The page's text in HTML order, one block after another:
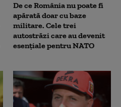
De ce România nu poate fi
apărată doar cu baze
militare. Cele trei
autostrăzi care au devenit
esențiale pentru NATO